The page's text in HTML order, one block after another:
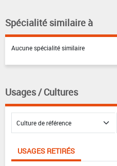
Spécialité similaire à
Aucune spécialité similaire
Usages / Cultures
USAGES RETIRÉS